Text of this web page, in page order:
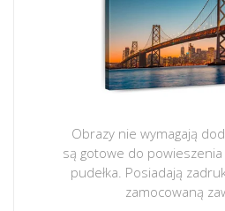
Obrazy nie wymagają
są gotowe do
pudełka. Posiadają
zamocowaną